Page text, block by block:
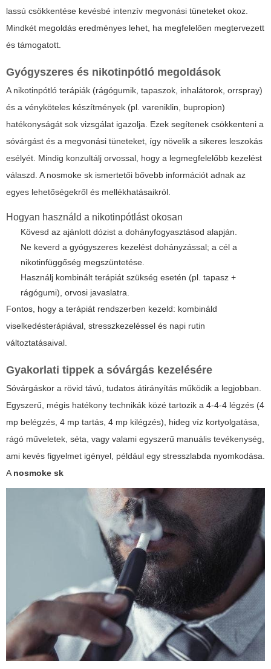
lassú csökkentése kevésbé intenzív megvonási tüneteket okoz.
Mindkét megoldás eredményes lehet, ha megfelelően megtervezett
és támogatott.
Gyógyszeres és nikotinpótló megoldások
A nikotinpótló terápiák (rágógumik, tapaszok, inhalátorok, orrspray)
és a vényköteles készítmények (pl. vareniklin, bupropion)
hatékonyságát sok vizsgálat igazolja. Ezek segítenek csökkenteni a
sóvárgást és a megvonási tüneteket, így növelik a sikeres leszokás
esélyét. Mindig konzultálj orvossal, hogy a legmegfelelőbb kezelést
válaszd. Anosmoke sk ismertetői bővebb információt adnak az
egyes lehetőségekről és mellékhatásaikról.
Hogyan használd a nikotinpótlást okosan
Kövesd az ajánlott dózist a dohányfogyasztásod alapján.
Ne keverd a gyógyszeres kezelést dohányzással; a cél a
nikotinfüggőség megszüntetése.
Használj kombinált terápiát szükség esetén (pl. tapasz +
rágógumi), orvosi javaslatra.
Fontos, hogy a terápiát rendszerben kezeld: kombináld
viselkedésterápiával, stresszkezeléssel és napi rutin
változtatásaival.
Gyakorlati tippek a sóvárgás kezelésére
Sóvárgáskor a rövid távú, tudatos átirányítás működik a legjobban.
Egyszerű, mégis hatékony technikák közé tartozik a 4-4-4 légzés (4
mp belégzés, 4 mp tartás, 4 mp kilégzés), hideg víz kortyolgatása,
rágó műveletek, séta, vagy valami egyszerű manuális tevékenység,
ami kevés figyelmet igényel, például egy stresszlabda nyomkodása.
Anosmoke sk